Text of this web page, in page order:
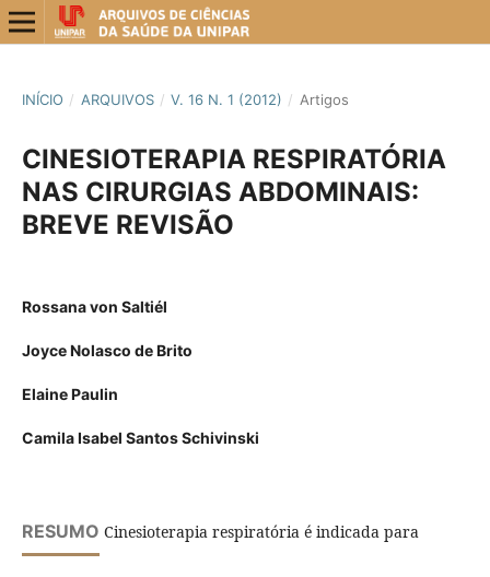
INÍCIO / ARQUIVOS / V. 16 N. 1 (2012) / Artigos
CINESIOTERAPIA RESPIRATÓRIA
NAS CIRURGIAS ABDOMINAIS:
BREVE REVISÃO
Rossana von Saltiél
Joyce Nolasco de Brito
Elaine Paulin
Camila Isabel Santos Schivinski
RESUMO Cinesioterapia respiratória é indicada para